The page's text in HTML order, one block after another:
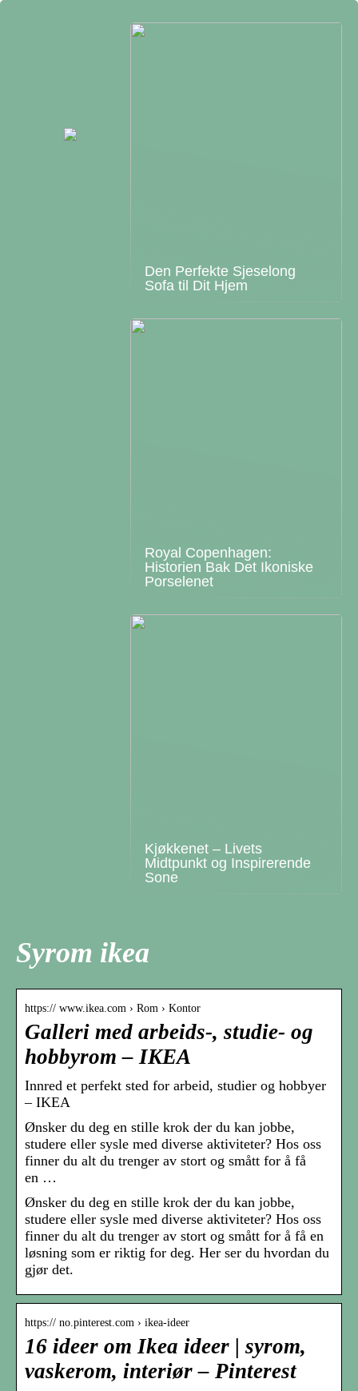
Den Perfekte Sjeselong
Sofa til Dit Hjem
Royal Copenhagen:
Historien Bak Det Ikoniske
Porselenet
Kjøkkenet – Livets
Midtpunkt og Inspirerende
Sone
Syrom ikea
https:// www.ikea.com › Rom › Kontor
Galleri med arbeids-, studie- og
hobbyrom – IKEA
Innred et perfekt sted for arbeid, studier og hobbyer
– IKEA
Ønsker du deg en stille krok der du kan jobbe,
studere eller sysle med diverse aktiviteter? Hos oss
finner du alt du trenger av stort og smått for å få
en …
Ønsker du deg en stille krok der du kan jobbe,
studere eller sysle med diverse aktiviteter? Hos oss
finner du alt du trenger av stort og smått for å få en
løsning som er riktig for deg. Her ser du hvordan du
gjør det.
https:// no.pinterest.com › ikea-ideer
16 ideer om Ikea ideer | syrom,
vaskerom, interiør – Pinterest